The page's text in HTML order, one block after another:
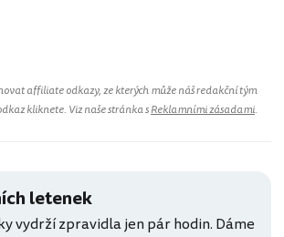
affiliate odkazy, ze kterých může náš redakční tým
kliknete. Viz naše stránka sReklamními zásadami.
letenek
vydrží zpravidla jen pár hodin. Dáme